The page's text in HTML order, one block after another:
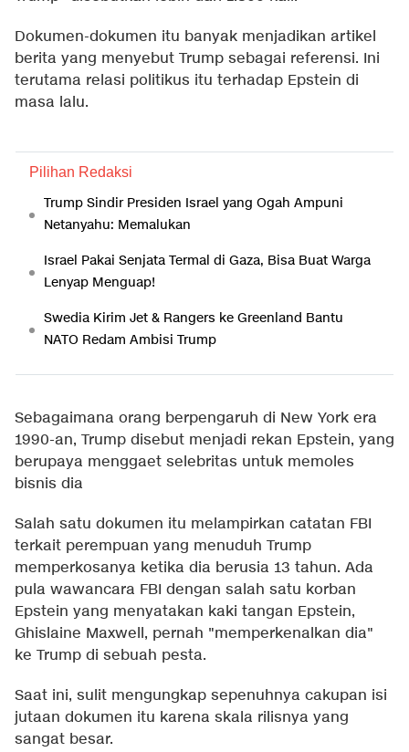
Dokumen-dokumen itu banyak menjadikan artikel
berita yang menyebut Trump sebagai referensi. Ini
terutama relasi politikus itu terhadap Epstein di
masa lalu.
Pilihan Redaksi
Trump Sindir Presiden Israel yang Ogah Ampuni
Netanyahu: Memalukan
Israel Pakai Senjata Termal di Gaza, Bisa Buat Warga
Lenyap Menguap!
Swedia Kirim Jet & Rangers ke Greenland Bantu
NATO Redam Ambisi Trump
Sebagaimana orang berpengaruh di New York era
1990-an, Trump disebut menjadi rekan Epstein, yang
berupaya menggaet selebritas untuk memoles
bisnis dia
Salah satu dokumen itu melampirkan catatan FBI
terkait perempuan yang menuduh Trump
memperkosanya ketika dia berusia 13 tahun. Ada
pula wawancara FBI dengan salah satu korban
Epstein yang menyatakan kaki tangan Epstein,
Ghislaine Maxwell, pernah "memperkenalkan dia"
ke Trump di sebuah pesta.
Saat ini, sulit mengungkap sepenuhnya cakupan isi
jutaan dokumen itu karena skala rilisnya yang
sangat besar.